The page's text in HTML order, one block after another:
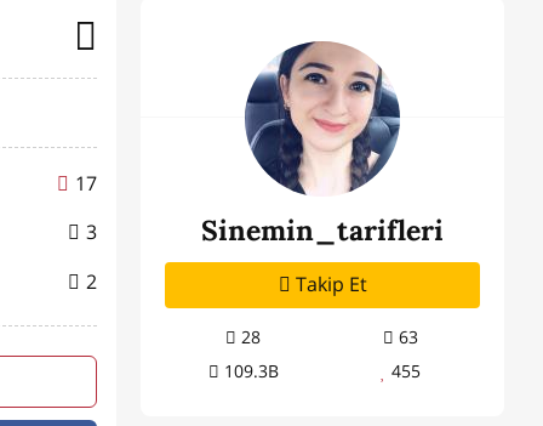
17
3
2
Sinemin_tarifleri
Takip Et
28
63
109.3B
455